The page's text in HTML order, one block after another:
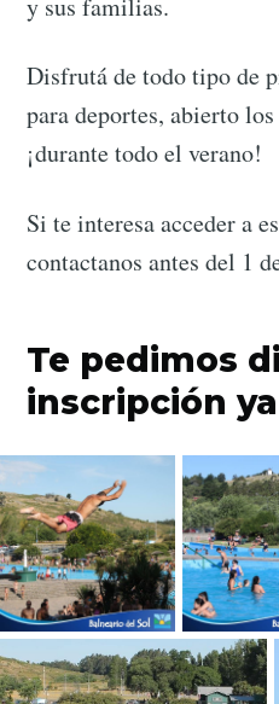
Disfrutá de todo tipo de
para deportes, abierto
¡durante todo el verano!
Si te interesa acceder a
contactanos antes del 1
Te pedimos
inscripción